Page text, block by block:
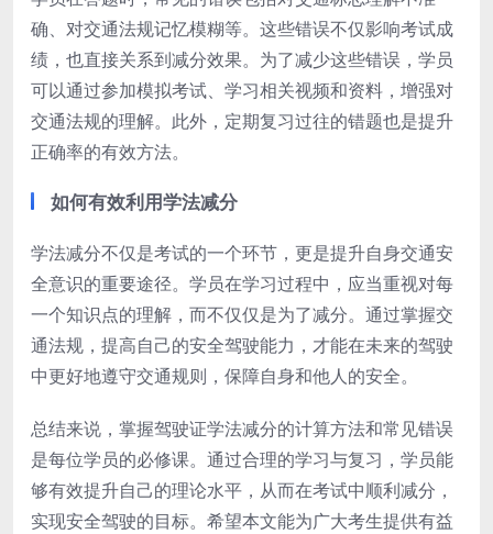
确、对交通法规记忆模糊等。这些错误不仅影响考试成
绩，也直接关系到减分效果。为了减少这些错误，学员
可以通过参加模拟考试、学习相关视频和资料，增强对
交通法规的理解。此外，定期复习过往的错题也是提升
正确率的有效方法。
如何有效利用学法减分
学法减分不仅是考试的一个环节，更是提升自身交通安
全意识的重要途径。学员在学习过程中，应当重视对每
一个知识点的理解，而不仅仅是为了减分。通过掌握交
通法规，提高自己的安全驾驶能力，才能在未来的驾驶
中更好地遵守交通规则，保障自身和他人的安全。
总结来说，掌握驾驶证学法减分的计算方法和常见错误
是每位学员的必修课。通过合理的学习与复习，学员能
够有效提升自己的理论水平，从而在考试中顺利减分，
实现安全驾驶的目标。希望本文能为广大考生提供有益